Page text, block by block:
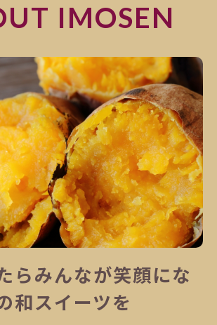
IMOSEN
らみんなが笑顔にな
和スイーツを